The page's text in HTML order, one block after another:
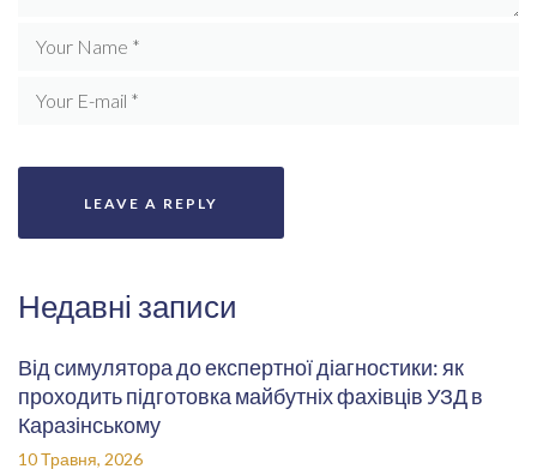
Недавні записи
Від симулятора до експертної діагностики: як
проходить підготовка майбутніх фахівців УЗД в
Каразінському
10 Травня, 2026